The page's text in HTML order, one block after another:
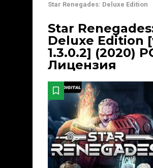
Star Renegades: Deluxe Edition
Star
Deluxe Edition
1.3.0.2] (2020)
Лицензия